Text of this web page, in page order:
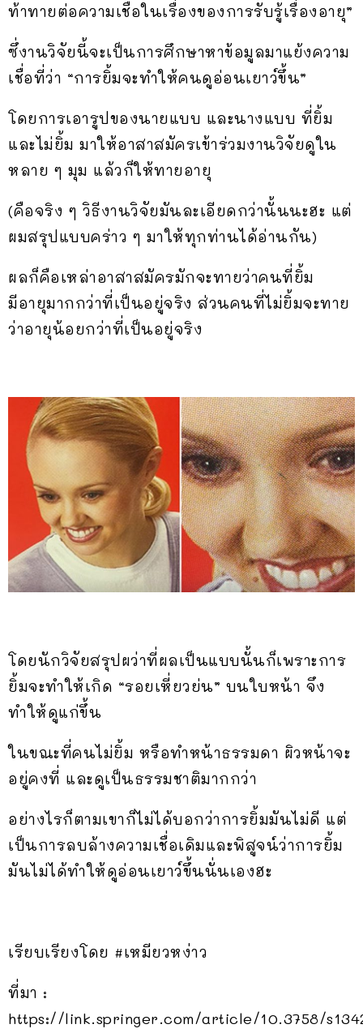
ท้าทายต่อความเชื่อในเรื่องของการรับรู้เรื่องอายุ”
ซึ่งานวิจัยนี้จะเป็นการศึกษาหาข้อมูลมาแย้งความ
เชื่อที่ว่า “การยิ้มจะทำให้คนดูอ่อนเยาว์ขึ้น”
โดยการเอารูปของนายแบบ และนางแบบ ที่ยิ้ม
และไม่ยิ้ม มาให้อาสาสมัครเข้าร่วมงานวิจัยดูใน
หลาย ๆ มุม แล้วก็ให้ทายอายุ
(คือจริง ๆ วิธีงานวิจัยมันละเอียดกว่านั้นนะฮะ แต่
ผมสรุปแบบคร่าว ๆ มาให้ทุกท่านได้อ่านกัน)
ผลก็คือเหล่าอาสาสมัครมักจะทายว่าคนที่ยิ้ม
มีอายุมากกว่าที่เป็นอยู่จริง ส่วนคนที่ไม่ยิ้มจะทาย
ว่าอายุน้อยกว่าที่เป็นอยู่จริง
โดยนักวิจัยสรุปผว่าที่ผลเป็นแบบนั้นก็เพราะการ
ยิ้มจะทำให้เกิด “รอยเหี่ยวย่น” บนใบหน้า จึง
ทำให้ดูแก่ขึ้น
ในขณะที่คนไม่ยิ้ม หรือทำหน้าธรรมดา ผิวหน้าจะ
อยู่คงที่ และดูเป็นธรรมชาติมากกว่า
อย่างไรก็ตามเขาก็ไม่ได้บอกว่าการยิ้มมันไม่ดี แต่
เป็นการลบล้างความเชื่อเดิมและพิสูจน์ว่าการยิ้ม
มันไม่ได้ทำให้ดูอ่อนเยาว์ขึ้นนั่นเองฮะ
เรียบเรียงโดย #เหมียวหง่าว
ที่มา :
https://link.springer.com/article/10.3758/